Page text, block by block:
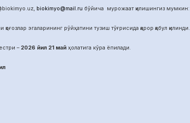
biokimyo@mail.ru бўйича мурожаат қилишингиз мумкин:
эгаларининг рўйҳатини тузиш тўғрисида қарор қабул қилинди.
– 2026 йил 21 майҳолатига кўра ёпилади.